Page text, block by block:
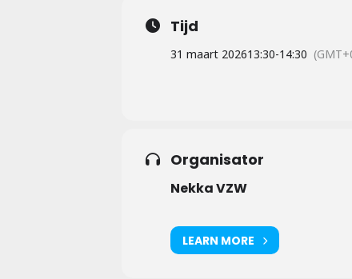
Tijd
31 maart 202613:30-14:30
Organisator
Nekka VZW
LEARN MORE